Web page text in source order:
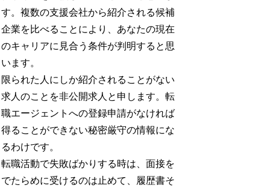
す。複数の支援会社から紹介される候補
企業を比べることにより、あなたの現在
のキャリアに見合う条件が判明すると思
います。
限られた人にしか紹介されることがない
求人のことを非公開求人と申します。転
職エージェントへの登録申請がなければ
得ることができない秘密厳守の情報にな
るわけです。
転職活動で失敗ばかりする時は、面接を
でたらめに受けるのは止めて、履歴書そ